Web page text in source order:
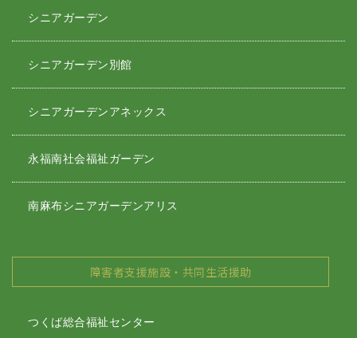
シニアガーデン
シニアガーデン別館
シニアガーデンアネックス
永福南社会福祉ガーデン
南麻布シニアガーデンアリス
障害者支援施設・共同生活援助
つくば総合福祉センター